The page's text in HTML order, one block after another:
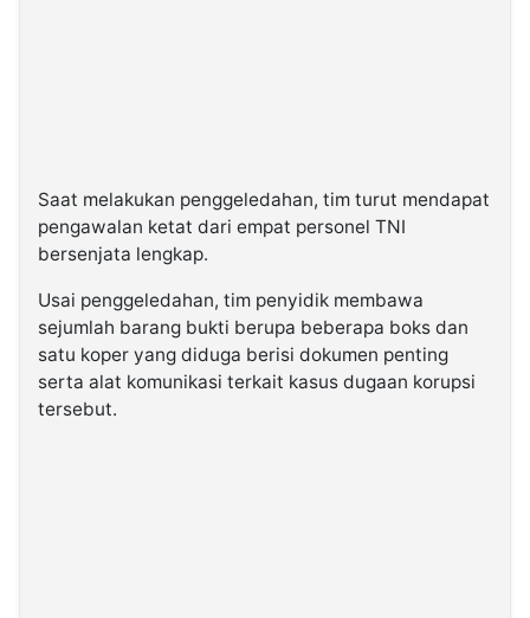
Saat melakukan penggeledahan, tim turut mendapat
pengawalan ketat dari empat personel TNI
bersenjata lengkap.
Usai penggeledahan, tim penyidik membawa
sejumlah barang bukti berupa beberapa boks dan
satu koper yang diduga berisi dokumen penting
serta alat komunikasi terkait kasus dugaan korupsi
tersebut.